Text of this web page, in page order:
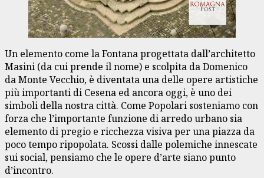
Un elemento come la Fontana progettata dall’architetto
Masini (da cui prende il nome) e scolpita da Domenico
da Monte Vecchio, è diventata una delle opere artistiche
più importanti di Cesena ed ancora oggi, è uno dei
simboli della nostra città. Come Popolari sosteniamo con
forza che l’importante funzione di arredo urbano sia
elemento di pregio e ricchezza visiva per una piazza da
poco tempo ripopolata. Scossi dalle polemiche innescate
sui social, pensiamo che le opere d’arte siano punto
d’incontro.